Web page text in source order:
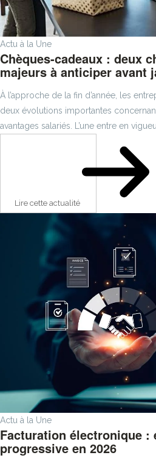
Actu à la Une
Chèques-cadeaux : deux
majeurs à anticiper avant
À l’approche de la fin d’année, les
deux évolutions importantes
avantages salariés. L’une entre en
Lire cette actualité
Actu à la Une
Facturation électronique :
progressive en 2026